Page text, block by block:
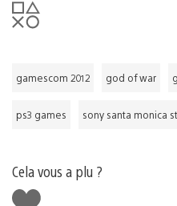
gamescom 2012 god of war
ps3 games sony santa monica
Cela vous a plu ?
J'aime